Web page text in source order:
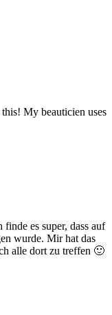
My beauticien uses
es super, dass auf
wurde. Mir hat das
alle dort zu treffen 🙂